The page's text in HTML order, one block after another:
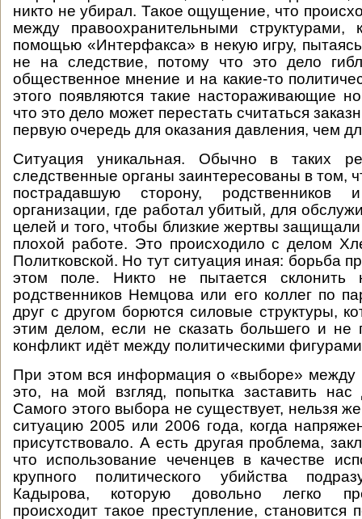
никто не убирал. Такое ощущение, что
между правоохранительными структурами,
помощью «Интерфакса» в некую игру,
не на следствие, потому что это дело
общественное мнение и на какие-то
этого появляются такие настораживающие
что это дело может перестать считаться
первую очередь для оказания давления, чем
Ситуация уникальная. Обычно в таких
следственные органы заинтересованы в том,
пострадавшую сторону, родственников
организации, где работал убитый, для
целей и того, чтобы близкие жертвы
плохой работе. Это происходило с делом
Политковской. Но тут ситуация иная: борьба
этом поле. Никто не пытается склонить
родственников Немцова или его коллег по
друг с другом борются силовые структуры,
этим делом, если не сказать большего и не
конфликт идёт между политическими
При этом вся информация о «выборе»
это, на мой взгляд, попытка заставить
Самого этого выбора не существует, нельзя
ситуацию 2005 или 2006 года, когда
присутствовало. А есть другая проблема,
что использование чеченцев в качестве
крупного политического убийства
Кадырова, которую довольно легко
происходит такое преступление, становится